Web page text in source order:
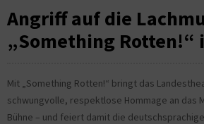
Angriff auf die
„Something Rotten!“
Mit „Something Rotten!“ bringt das
schwungvolle, respektlose Hommage an das
Bühne – und feiert damit die